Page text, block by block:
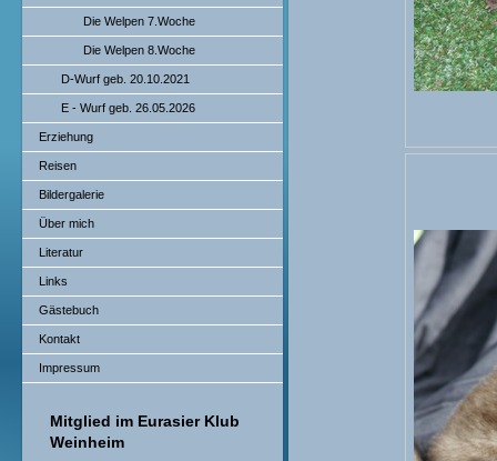
Die Welpen 7.Woche
Die Welpen 8.Woche
D-Wurf geb. 20.10.2021
E - Wurf geb. 26.05.2026
Erziehung
Reisen
Bildergalerie
Über mich
Literatur
Links
Gästebuch
Kontakt
Impressum
Mitglied im Eurasier Klub
Weinheim